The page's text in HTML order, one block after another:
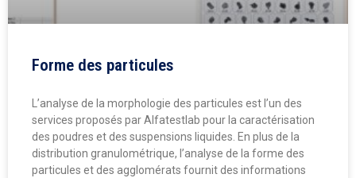
Forme des particules
L’analyse de la morphologie des particules est l’un des
services proposés par Alfatestlab pour la caractérisation
des poudres et des suspensions liquides. En plus de la
distribution granulométrique, l’analyse de la forme des
particules et des agglomérats fournit des informations